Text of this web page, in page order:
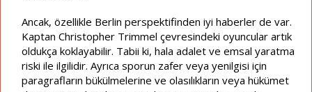
Ancak, özellikle Berlin perspektifinden iyi haberler de var.
Kaptan Christopher Trimmel çevresindeki oyuncular artık
oldukça koklayabilir. Tabii ki, hala adalet ve emsal yaratma
riski ile ilgilidir. Ayrıca sporun zafer veya yenilgisi için
paragrafların bükülmelerine ve olasılıkların veya hükümet